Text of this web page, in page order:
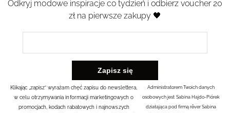
Odkryj modowe inspiracje co tydzień i odbierz voucher 20
zł na pierwsze zakupy 🖤
Klikając „zapisz” wyrażam chęć zapisu do newslettera,
w celu otrzymywania informacji marketingowych o
promocjach, kodach rabatowych i najnowszych
Administratorem Twoich danych
osobowych jest Sabina Hajdo-Piórek
działająca pod firmą rêver Sabina